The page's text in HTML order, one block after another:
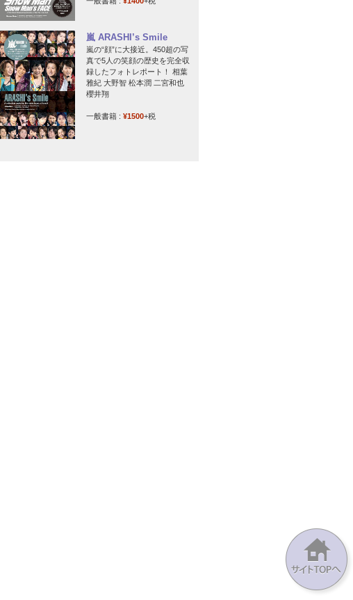
嵐 ARASHI’s Smile
嵐の“顔”に大接近。450超の写
真で5人の笑顔の歴史を完全収
録したフォトレポート！ 相葉
雅紀 大野智 松本潤 二宮和也
櫻井翔
一般書籍 : ¥1500+税